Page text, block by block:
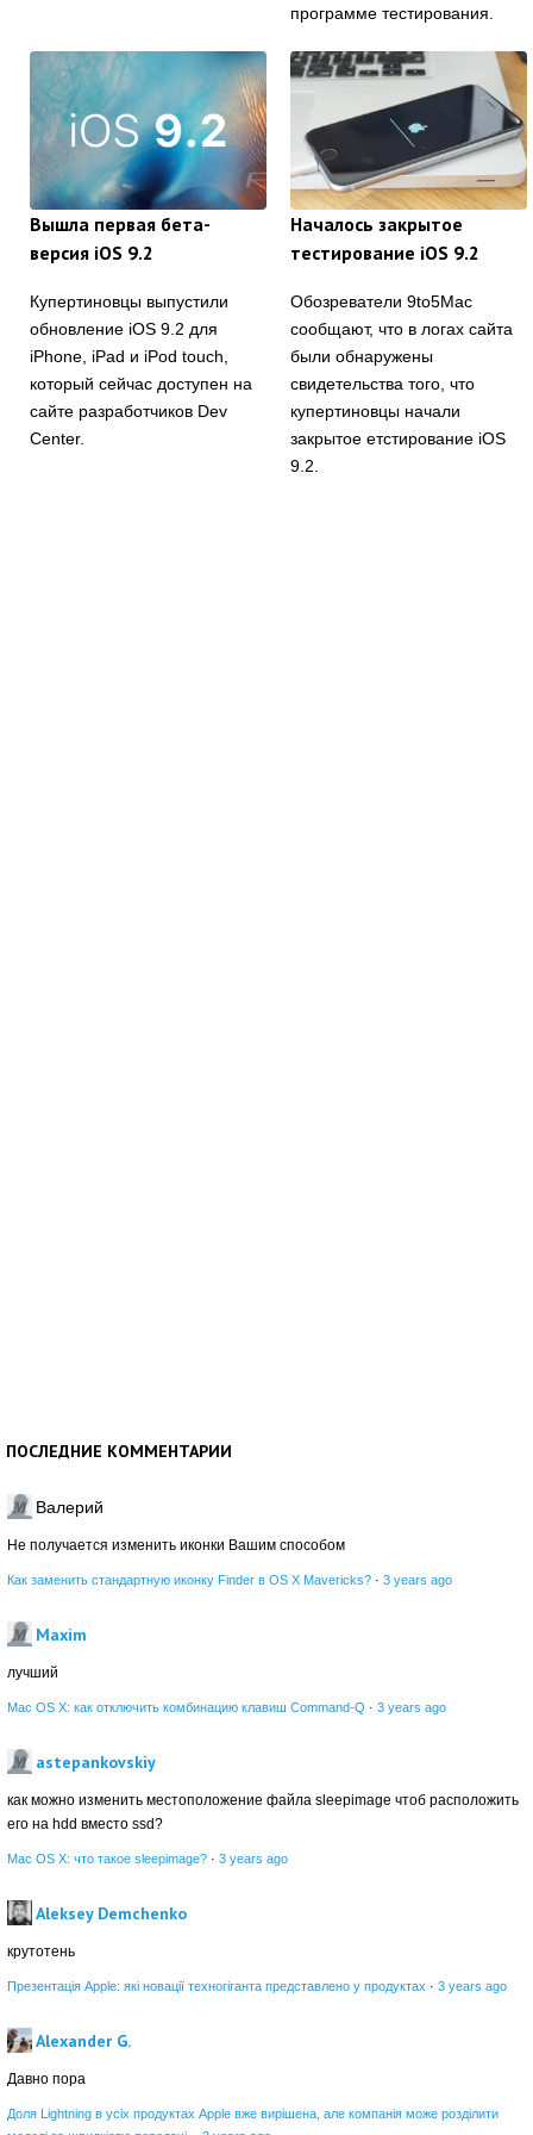
программе тестирования.
Вышла первая бета-
версия iOS 9.2
Купертиновцы выпустили
обновление iOS 9.2 для
iPhone, iPad и iPod touch,
который сейчас доступен на
сайте разработчиков Dev
Center.
Началось закрытое
тестирование iOS 9.2
Обозреватели 9to5Mac
сообщают, что в логах сайта
были обнаружены
свидетельства того, что
купертиновцы начали
закрытое етстирование iOS
9.2.
ПОСЛЕДНИЕ КОММЕНТАРИИ
Валерий
Не получается изменить иконки Вашим способом
Как заменить стандартную иконку Finder в OS X Mavericks? · 3 years ago
Maxim
лучший
Mac OS X: как отключить комбинацию клавиш Command-Q · 3 years ago
astepankovskiy
как можно изменить местоположение файла sleepimage чтоб расположить
его на hdd вместо ssd?
Mac OS X: что такое sleepimage? · 3 years ago
Aleksey Demchenko
крутотень
Презентація Apple: які новації техногіганта представлено у продуктах · 3 years ago
Alexander G.
Давно пора
Доля Lightning в усіх продуктах Apple вже вирішена, але компанія може розділити